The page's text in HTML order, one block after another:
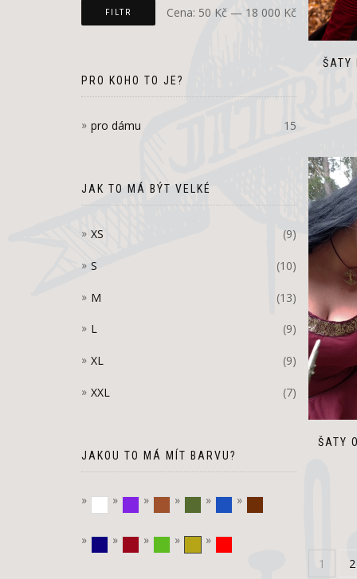
ŠATY
ŠATY
1 2
FILTR Cena: 50 Kč — 18 000 Kč
PRO KOHO TO JE?
pro dámu 15
JAK TO MÁ BÝT VELKÉ
XS (9)
S (10)
M (13)
L (9)
XL (9)
XXL (7)
JAKOU TO MÁ MÍT BARVU?
bílá fialová hnědá khaki modrá
tmavě modrá
vínová zelená zlatá